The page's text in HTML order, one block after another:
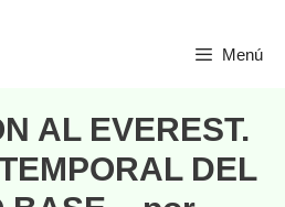
Menú
AL EVEREST.
DEL